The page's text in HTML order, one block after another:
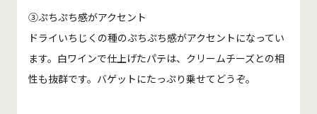
③ぷちぷち感がアクセント
ドライいちじくの種のぷちぷち感がアクセントになってい
ます。白ワインで仕上げたパテは、クリームチーズとの相
性も抜群です。バゲットにたっぷり乗せてどうぞ｡